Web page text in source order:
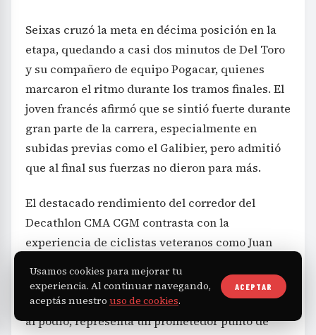
Seixas cruzó la meta en décima posición en la
etapa, quedando a casi dos minutos de Del Toro
y su compañero de equipo Pogacar, quienes
marcaron el ritmo durante los tramos finales. El
joven francés afirmó que se sintió fuerte durante
gran parte de la carrera, especialmente en
subidas previas como el Galibier, pero admitió
que al final sus fuerzas no dieron para más.
El destacado rendimiento del corredor del
Decathlon CMA CGM contrasta con la
experiencia de ciclistas veteranos como Juan
debut de altura en una competencia tan
exigente. Su cuarto lugar final, aunque cercano
al podio, representa un prometedor punto de
Usamos cookies para mejorar tu
experiencia. Al continuar navegando,
aceptás nuestro uso de cookies.
ACEPTAR